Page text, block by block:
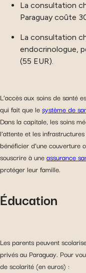
La consultation
Paraguay coûte
La consultation
endocrinologue,
(55 EUR).
L’accès aux soins de santé
qui fait que lesystème de
Dans la capitale, les soins
l’attente et les
bénéficier d’une couverture
souscrire à uneassurance
protéger leur famille.
Éducation
Les parents peuvent
privés au Paraguay. Pour
de scolarité (en euros) :